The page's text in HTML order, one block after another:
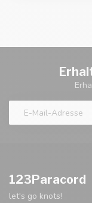
123Paracord
let's go knots!